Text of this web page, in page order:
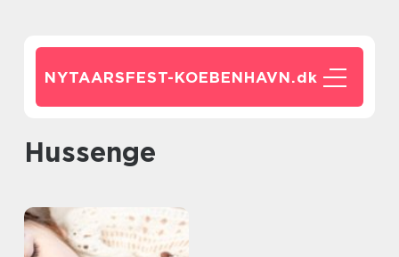
NYTAARSFEST-KOEBENHAVN.dk
hussenge